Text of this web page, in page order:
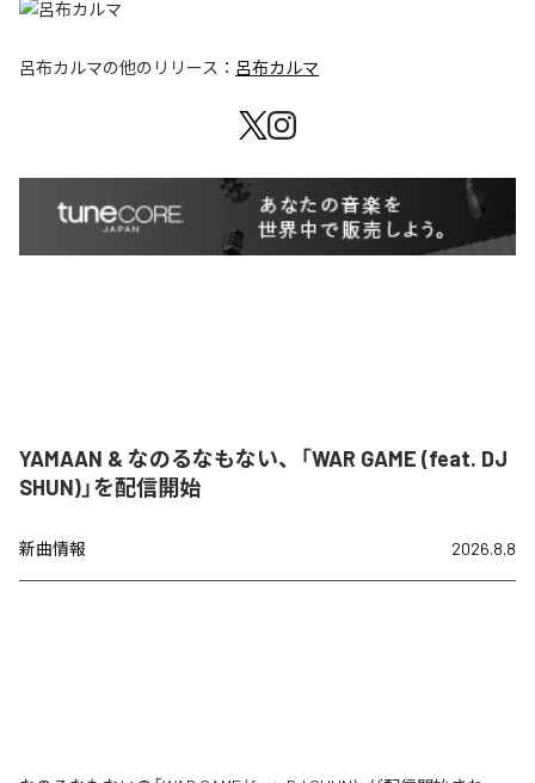
呂布カルマの他のリリース： 呂布カルマ
YAMAAN & なのるなもない、「WAR GAME (feat. DJ
SHUN)」を配信開始
新曲情報 2026.8.8